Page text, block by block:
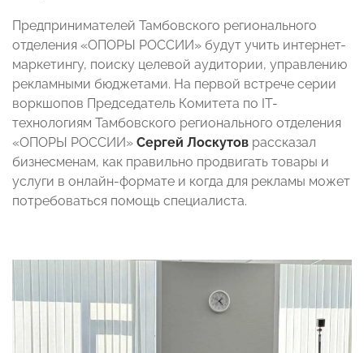
Предпринимателей Тамбовского регионального
отделения «ОПОРЫ РОССИИ» будут учить интернет-
маркетингу, поиску целевой аудитории, управлению
рекламными бюджетами. На первой встрече серии
воркшопов Председатель Комитета по IT-
технологиям Тамбовского регионального отделения
«ОПОРЫ РОССИИ» Сергей Лоскутов рассказал
бизнесменам, как правильно продвигать товары и
услуги в онлайн-формате и когда для рекламы может
потребоваться помощь специалиста.